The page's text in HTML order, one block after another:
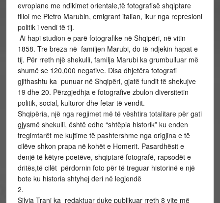
evropiane me ndikimet orientale,të fotografisë shqiptare
filloi me Pietro Marubin, emigrant italian, ikur nga represioni
politik i vendi të tij.
Ai hapi studion e parë fotografike në Shqipëri, në vitin
1858. Tre breza në familjen Marubi, do të ndjekin hapat e
tij. Për rreth një shekulli, familja Marubi ka grumbulluar më
shumë se 120,000 negative. Disa dhjetëra fotografi
gjithashtu ka punuar në Shqipëri, gjatë fundit të shekujve
19 dhe 20. Përzgjedhja e fotografive zbulon diversitetin
politik, social, kulturor dhe fetar të vendit.
Shqipëria, një nga regjimet më të vështira totalitare për gati
gjysmë shekulli, është edhe “shtëpia historik” ku enden
tregimtarët me kujtime të pashtershme nga origjina e të
cilëve shkon prapa në kohët e Homerit. Pasardhësit e
denjë të këtyre poetëve, shqiptarë fotografë, rapsodët e
dritës,të cilët përdornin foto për të treguar historinë e një
bote ku historia shtyhej deri në legjendë
2.
Silvia Trani ka redaktuar duke publikuar rreth 8 vite më